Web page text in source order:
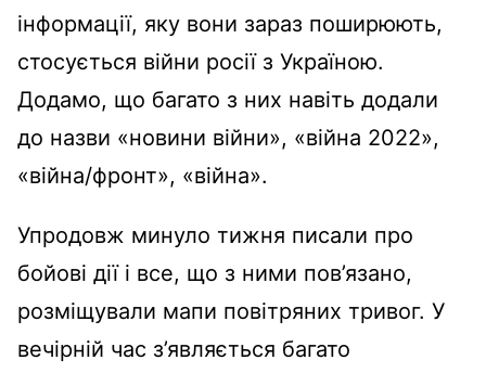
інформації, яку вони зараз поширюють,
стосується війни росії з Україною.
Додамо, що багато з них навіть додали
до назви «новини війни», «війна 2022»,
«війна/фронт», «війна».
Упродовж минуло тижня писали про
бойові дії і все, що з ними пов’язано,
розміщували мапи повітряних тривог. У
вечірній час з’являється багато